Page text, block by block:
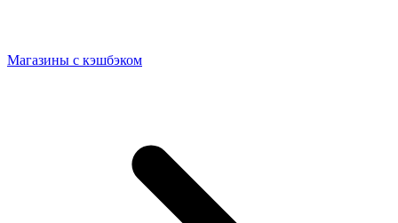
Магазины с кэшбэком